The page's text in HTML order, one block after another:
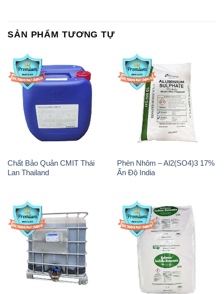
SẢN PHẨM TƯƠNG TỰ
Chất Bảo Quản CMIT Thái
Lan Thailand
Phèn Nhôm – Al2(SO4)3 17%
Ấn Độ India